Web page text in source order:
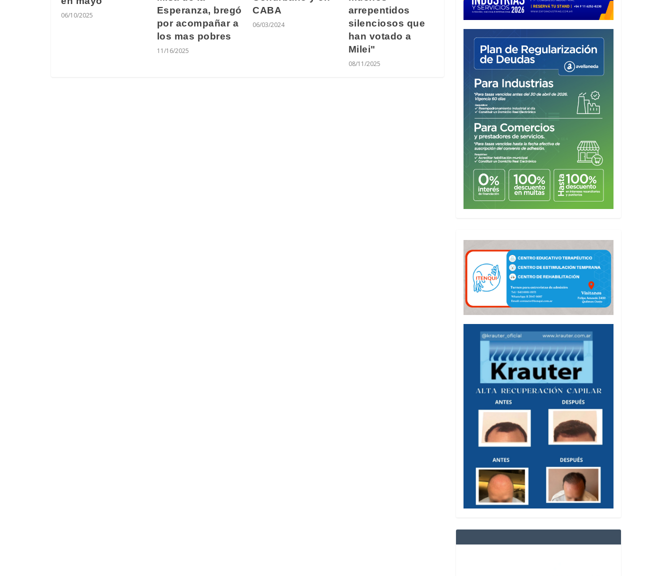
06/10/2025
Esperanza, bregó
por acompañar a
los mas pobres
11/16/2025
CABA
06/03/2024
arrepentidos
silenciosos que
han votado a
Milei"
08/11/2025